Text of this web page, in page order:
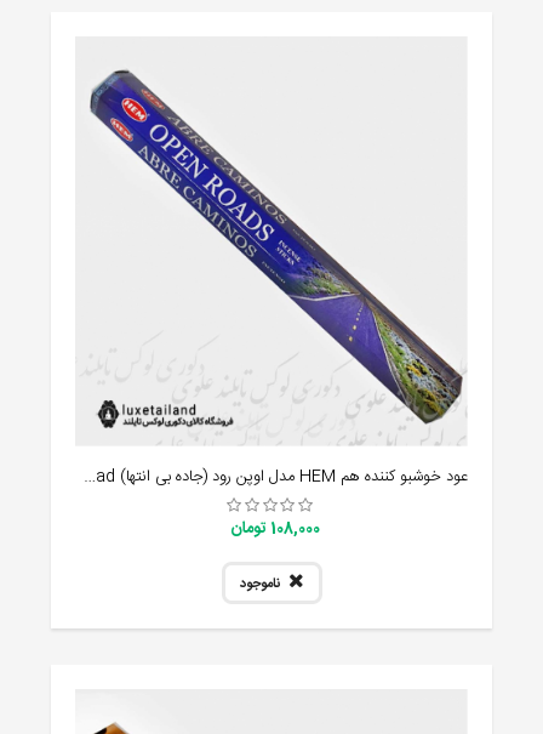
عود خوشبو کننده هم HEM مدل اوپن رود (جاده بی انتها) open road
108,000 تومان
ناموجود